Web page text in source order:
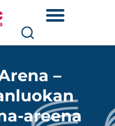
–
areena